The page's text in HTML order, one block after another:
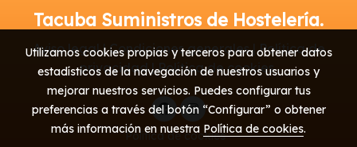
Tacuba Suministros de Hostelería.
Aviso legal | Condiciones generales | Política de
privacidad | Política de cookies
Política de cookies
Utilizamos cookies propias y terceros para obtener datos
estadísticos de la navegación de nuestros usuarios y
mejorar nuestros servicios. Puedes configurar tus
preferencias a través del botón “Configurar” o obtener
más información en nuestra Política de cookies.